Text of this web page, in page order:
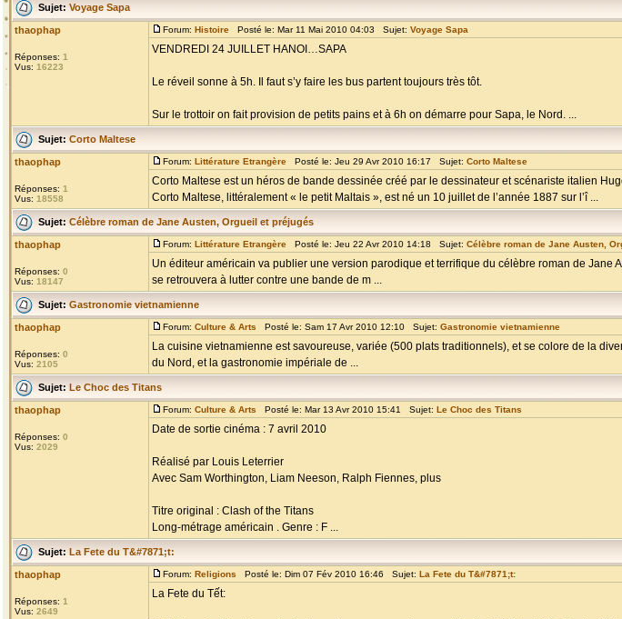
Sujet: Voyage Sapa
thaophap
Réponses: 1
Vus: 16223
Forum: Histoire Posté le: Mar 11 Mai 2010 04:03 Sujet: Voyage Sapa
VENDREDI 24 JUILLET HANOI…SAPA
Le réveil sonne à 5h. Il faut s’y faire les bus partent toujours très tôt.
Sur le trottoir on fait provision de petits pains et à 6h on démarre pour Sapa, le Nord. ...
Sujet: Corto Maltese
thaophap
Réponses: 1
Vus: 18558
Forum: Littérature Etrangère Posté le: Jeu 29 Avr 2010 16:17 Sujet: Corto Maltese
Corto Maltese est un héros de bande dessinée créé par le dessinateur et scénariste italien
Corto Maltese, littéralement « le petit Maltais », est né un 10 juillet de l’année 1887 sur l’î ...
Sujet: Célèbre roman de Jane Austen, Orgueil et préjugés
thaophap
Réponses: 0
Vus: 18147
Forum: Littérature Etrangère Posté le: Jeu 22 Avr 2010 14:18 Sujet: Célèbre roman de Jane Austen,
Un éditeur américain va publier une version parodique et terrifique du célèbre roman de Jane
se retrouvera à lutter contre une bande de m ...
Sujet: Gastronomie vietnamienne
thaophap
Réponses: 0
Vus: 2105
Forum: Culture & Arts Posté le: Sam 17 Avr 2010 12:10 Sujet: Gastronomie vietnamienne
La cuisine vietnamienne est savoureuse, variée (500 plats traditionnels), et se colore de la
du Nord, et la gastronomie impériale de ...
Sujet: Le Choc des Titans
thaophap
Réponses: 0
Vus: 2029
Forum: Culture & Arts Posté le: Mar 13 Avr 2010 15:41 Sujet: Le Choc des Titans
Date de sortie cinéma : 7 avril 2010
Réalisé par Louis Leterrier
Avec Sam Worthington, Liam Neeson, Ralph Fiennes, plus
Titre original : Clash of the Titans
Long-métrage américain . Genre : F ...
Sujet: La Fete du T&#7871;t:
thaophap
Réponses: 1
Vus: 2649
Forum: Religions Posté le: Dim 07 Fév 2010 16:46 Sujet: La Fete du T&#7871;t:
La Fete du Tết: